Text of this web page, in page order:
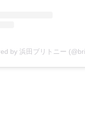
by 浜田ブリトニー